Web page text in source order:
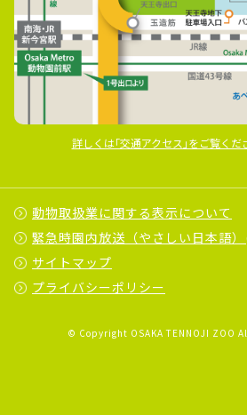
詳しくは｢交通アクセス｣をご覧くだ
動物取扱業に関する表示について
緊急時園内放送（やさしい日本語
サイトマップ
プライバシーポリシー
© Copyright OSAKA TENNOJI ZOO